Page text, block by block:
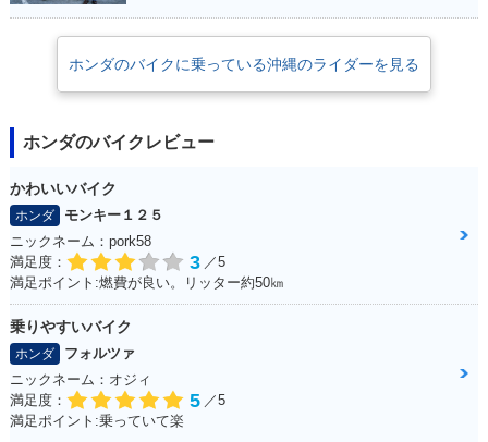
ホンダのバイクに乗っている沖縄のライダーを見る
ホンダのバイクレビュー
かわいいバイク
ホンダ
モンキー１２５
ニックネーム：pork58
満足度：
3 ／5
満足ポイント:燃費が良い。リッター約50㎞
乗りやすいバイク
ホンダ
フォルツァ
ニックネーム：オジィ
満足度：
5 ／5
満足ポイント:乗っていて楽